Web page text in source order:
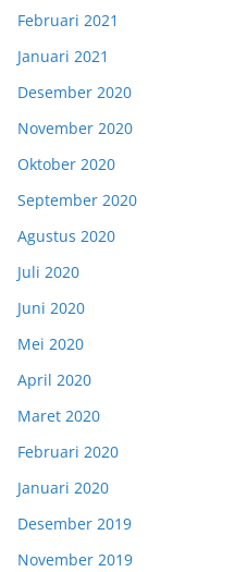
Februari 2021
Januari 2021
Desember 2020
November 2020
Oktober 2020
September 2020
Agustus 2020
Juli 2020
Juni 2020
Mei 2020
April 2020
Maret 2020
Februari 2020
Januari 2020
Desember 2019
November 2019